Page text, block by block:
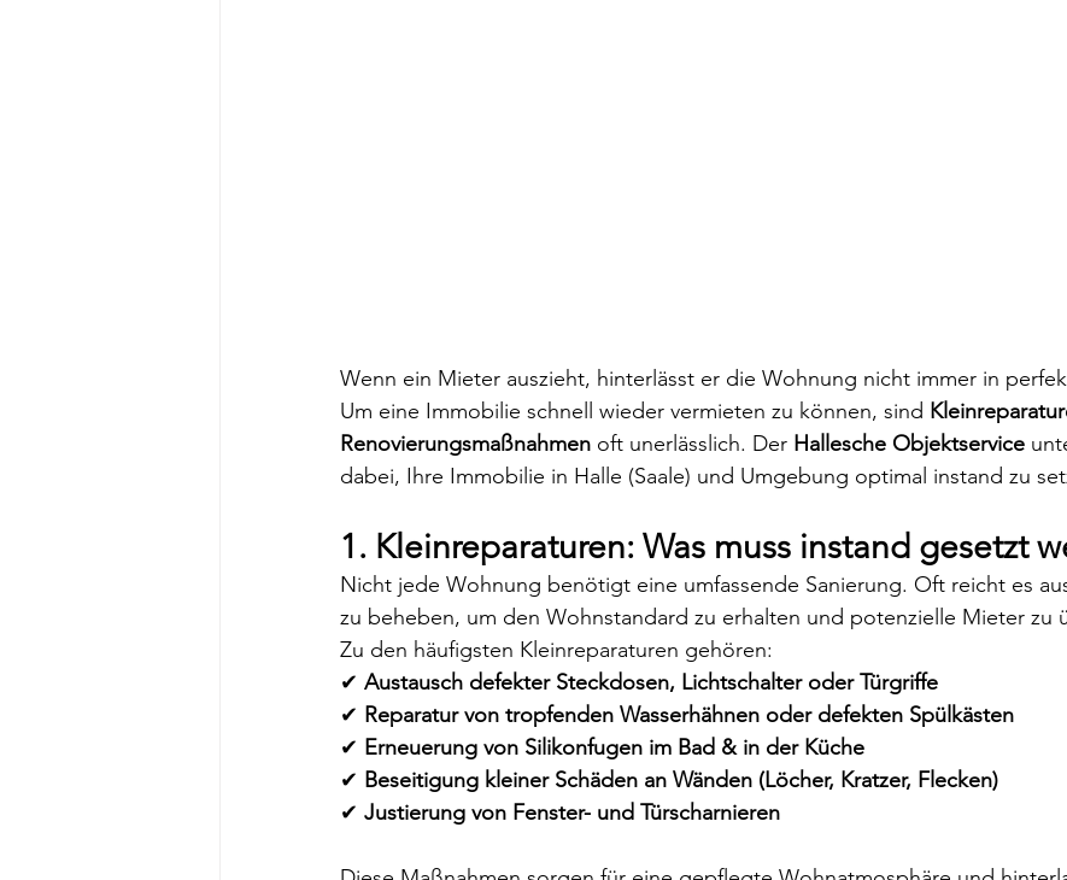
Wenn ein Mieter auszieht, hinterlässt er die Wohnung nicht immer in
Um eine Immobilie schnell wieder vermieten zu können, sind
Renovierungsmaßnahmen oft unerlässlich. Der Hallesche Objektservice
dabei, Ihre Immobilie in Halle (Saale) und Umgebung optimal instand zu
1. Kleinreparaturen: Was muss instand gesetzt
Nicht jede Wohnung benötigt eine umfassende Sanierung. Oft reicht es
zu beheben, um den Wohnstandard zu erhalten und potenzielle Mieter zu
Zu den häufigsten Kleinreparaturen gehören:
✔ Austausch defekter Steckdosen, Lichtschalter oder Türgriffe
✔ Reparatur von tropfenden Wasserhähnen oder defekten Spülkästen
✔ Erneuerung von Silikonfugen im Bad & in der Küche
✔ Beseitigung kleiner Schäden an Wänden (Löcher, Kratzer, Flecken)
✔ Justierung von Fenster- und Türscharnieren